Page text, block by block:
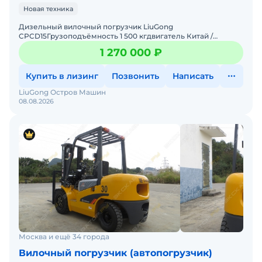
оборудования , техническое обслуживание.
• Навесное оборудование.
Новая техника
Дизельный вилочный погрузчик LiuGong
CPCD15Грузоподъёмность 1 500 кгдвигатель Китай /
Япониямачта двух / трехсекционная высота подъёма 3000
мм / 4500 ммдополнит1 270 000 ₽
Купить в лизинг Позвонить Написать
08.08.2026
LiuGong Остров Машин
Москва и ещё 34 города
Вилочный погрузчик (автопогрузчик)